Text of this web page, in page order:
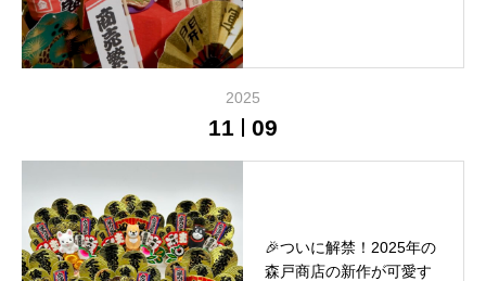
2025
11 09
🎉ついに解禁！2025年の
森戸商店の新作が可愛す